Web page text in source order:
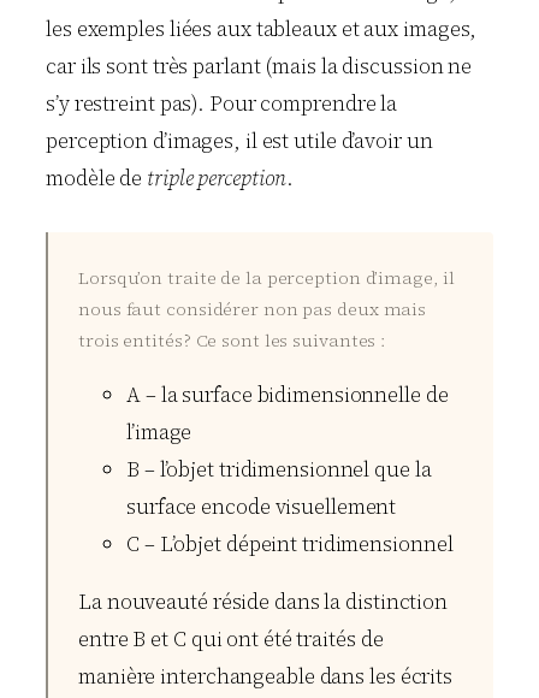
les exemples liées aux tableaux et aux images,
car ils sont très parlant (mais la discussion ne
s’y restreint pas). Pour comprendre la
perception d’images, il est utile d’avoir un
modèle de triple perception.
Lorsqu’on traite de la perception d’image, il
nous faut considérer non pas deux mais
trois entités? Ce sont les suivantes :
A – la surface bidimensionnelle de
l’image
B – l’objet tridimensionnel que la
surface encode visuellement
C – L’objet dépeint tridimensionnel
La nouveauté réside dans la distinction
entre B et C qui ont été traités de
manière interchangeable dans les écrits